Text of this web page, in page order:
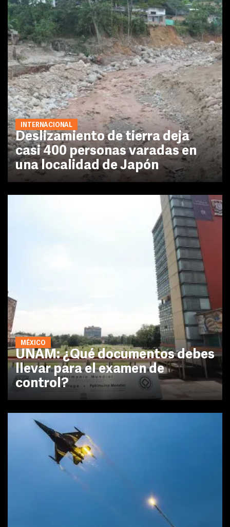
INTERNACIONAL
Deslizamiento de tierra deja
casi 400 personas varadas en
una localidad de Japón
MÉXICO
UNAM: ¿Qué documentos debes
llevar para el examen de
control?